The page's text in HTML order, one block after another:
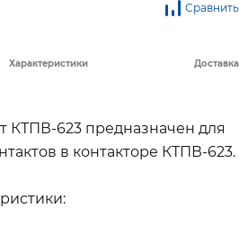
Сравнить
Характеристики Доставка
КТПВ-623 предназначен для
в контакторе КТПВ-623.